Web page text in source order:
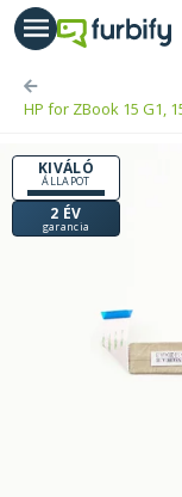
HP for ZBook 15 G1,
KIVÁLÓ
ÁLLAPOT
2 ÉV
garancia
gomb